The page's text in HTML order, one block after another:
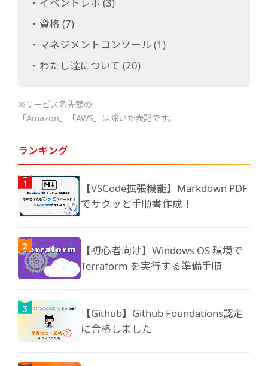
資格 (7)
マネジメントコンソール (1)
わたし達について (20)
※サービス名先頭の
「Amazon」「AWS」は除いた表記です。
ランキング
【VSCode拡張機能】Markdown PDF
でサクッと手順書作成！
【初心者向け】Windows OS 環境で
Terraform を実行する準備手順
【Github】Github Foundations認定
に合格しました